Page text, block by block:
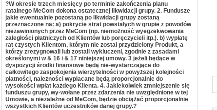
?W okresie trzech miesięcy po terminie zakończenia planu
ratalnego MeCom dokona ostatecznej likwidacji grupy. 2. Fundusze
jakie ewentualnie pozostaną po likwidacji grupy zostaną
przeznaczone na: a) pokrycie strat powstałych w grupie z powodów
niezawinionych przez MeCom (np. niemożność wyegzekwowania
zaległości płatniczych od Klientów lub poręczycieli itp.). b) wypłatę
rat czystych Klientom, którym nie został przydzielony Produkt, a
którzy zrezygnowali lub zostali wykluczeni, zgodnie z zasadami
określonymi w & 16 i & 17 niniejszej umowy. 3 jeżeli będące w
dyspozycji środki finansowe będą nie-wystarczające do
całkowitego zaspokojenia wierzytelności w powyższej kolejności
płatności, należności wypłacane będą proporcjonalnie do
wysokości wpłat każdego Klienta. 4. Jakiekolwiek zmniejszenie się
funduszu grupy, wy-wołane przez zdarzenia nie uwzględnione w tej
Umowie, a niezależne od MeCom, będzie obciążać proporcjonalnie
wszystkich Klientów uczestników danej grupy.?